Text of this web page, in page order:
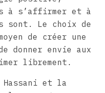
à s’affirmer et à
sont. Le choix de
de créer une
donner envie aux
librement.
Hassani et la